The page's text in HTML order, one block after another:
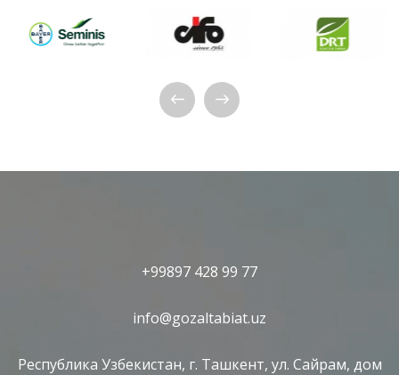
+99897 428 99 77
info@gozaltabiat.uz
Республика Узбекистан, г. Ташкент, ул. Сайрам, дом